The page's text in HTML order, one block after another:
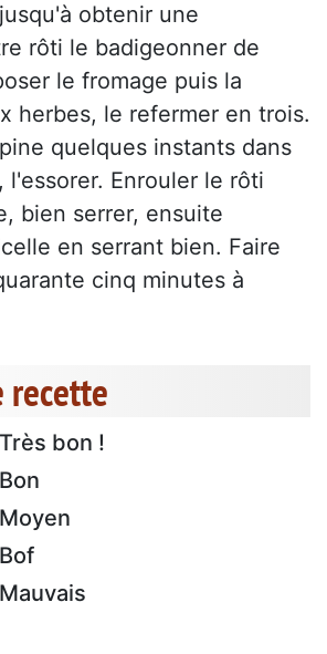
obtenir une
rôti le badigeonner de
le fromage puis la
herbes, le refermer en trois.
quelques instants dans
l'essorer. Enrouler le rôti
bien serrer, ensuite
en serrant bien. Faire
cinq minutes à
recette
Très bon !
Bon
Moyen
Bof
Mauvais